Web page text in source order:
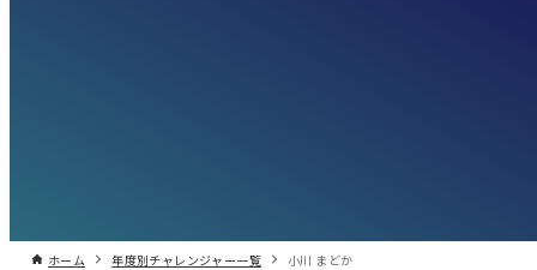
ホーム 年度別チャレンジャー一覧 小川 まどか